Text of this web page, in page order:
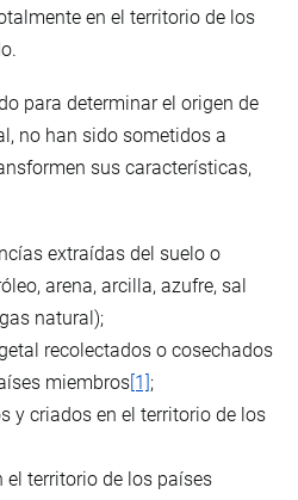
en el territorio de los
para determinar el origen de
no han sido sometidos a
sus características,
extraídas del suelo o
arena, arcilla, azufre, sal
natural);
recolectados o cosechados
miembros[1];
y criados en el territorio de los
territorio de los países